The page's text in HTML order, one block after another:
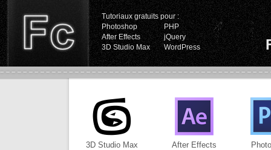
Tutoriaux gratuits pour :
Photoshop
PHP
After Effects
jQuery
3D Studio Max
WordPress
3D Studio Max After Effects